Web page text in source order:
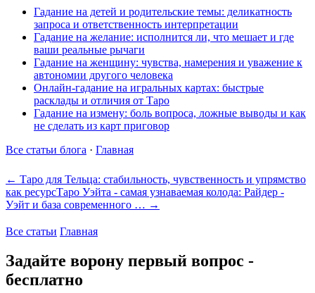
Гадание на детей и родительские темы: деликатность
запроса и ответственность интерпретации
Гадание на желание: исполнится ли, что мешает и где
ваши реальные рычаги
Гадание на женщину: чувства, намерения и уважение к
автономии другого человека
Онлайн-гадание на игральных картах: быстрые
расклады и отличия от Таро
Гадание на измену: боль вопроса, ложные выводы и как
не сделать из карт приговор
Все статьи блога · Главная
← Таро для Тельца: стабильность, чувственность и упрямство
как ресурсТаро Уэйта - самая узнаваемая колода: Райдер -
Уэйт и база современного … →
Все статьи Главная
Задайте ворону первый вопрос -
бесплатно